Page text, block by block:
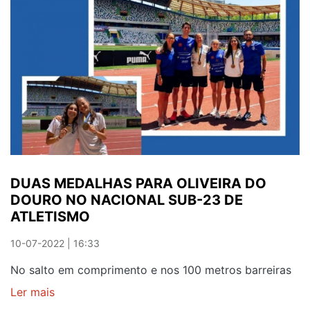
DUAS MEDALHAS PARA OLIVEIRA DO
DOURO NO NACIONAL SUB-23 DE
ATLETISMO
10-07-2022 | 16:33
No salto em comprimento e nos 100 metros barreiras
Ler mais